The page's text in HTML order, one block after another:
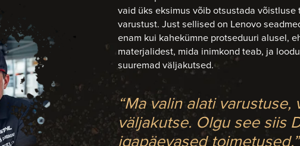
vaid üks eksimus võib otsustada
varustust. Just sellised on Lenovo
enam kui kahekümne protseduuri alusel,
materjalidest, mida inimkond teab, ja
suuremad väljakutsed.
“Ma valin alati
väljakutse. Olgu see siis
igapäevased toimetused.”